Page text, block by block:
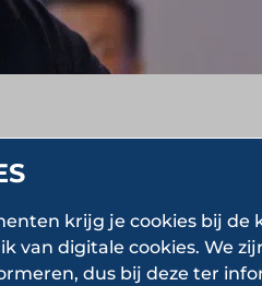
krijg je cookies bij de
van digitale cookies. We
dus bij deze ter